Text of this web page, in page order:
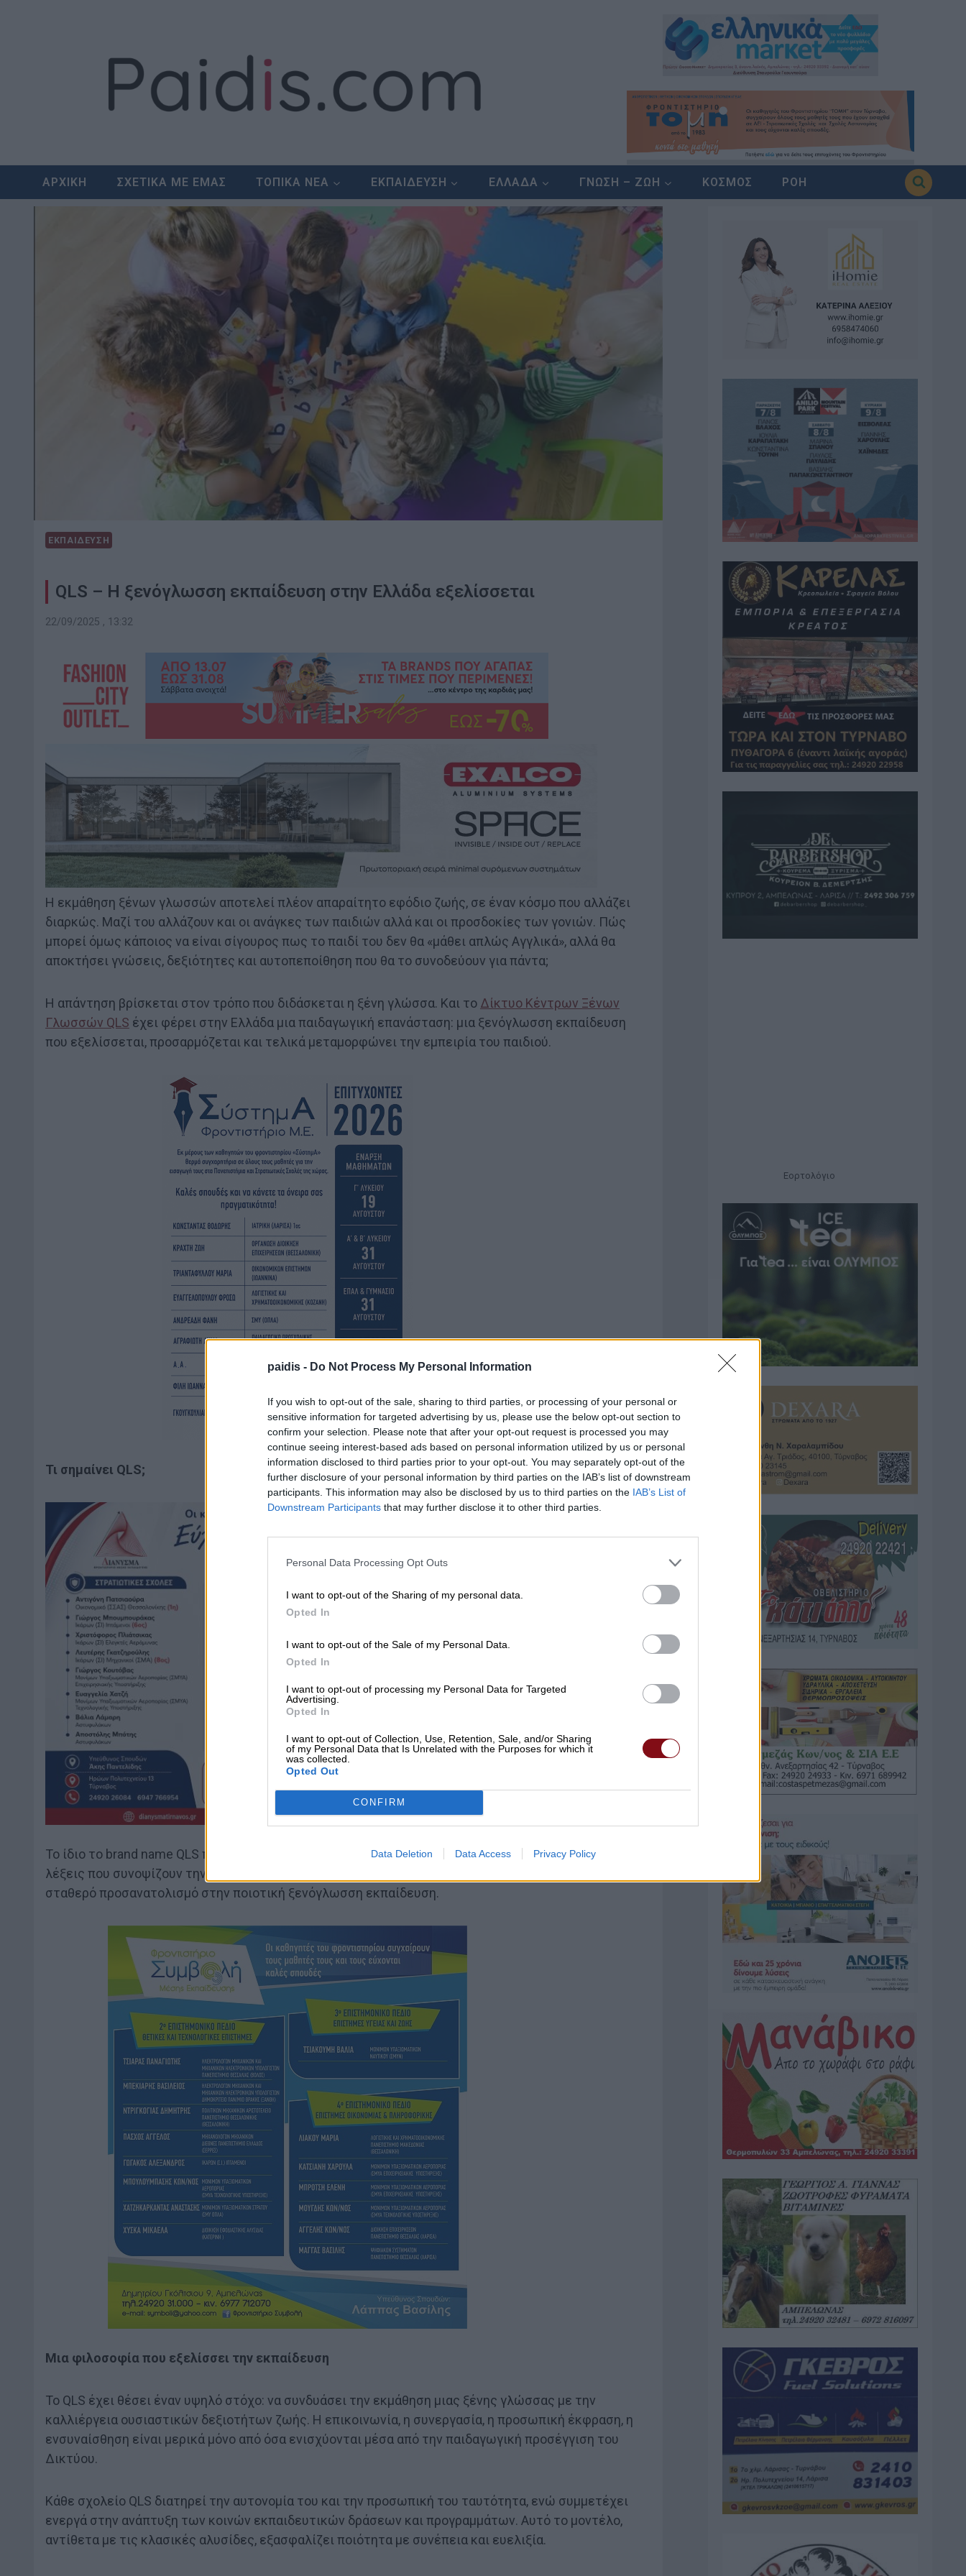
paidis - Do Not Process My Personal Information
If you wish to opt-out of the sale, sharing to third parties, or processing of your personal or
sensitive information for targeted advertising by us, please use the below opt-out section to
confirm your selection. Please note that after your opt-out request is processed you may
continue seeing interest-based ads based on personal information utilized by us or personal
information disclosed to third parties prior to your opt-out. You may separately opt-out of the
further disclosure of your personal information by third parties on the IAB’s list of downstream
participants. This information may also be disclosed by us to third parties on the IAB’s List of
Downstream Participants that may further disclose it to other third parties.
Personal Data Processing Opt Outs
I want to opt-out of the Sharing of my personal data.
Opted In
I want to opt-out of the Sale of my Personal Data.
Opted In
I want to opt-out of processing my Personal Data for Targeted
Advertising.
Opted In
I want to opt-out of Collection, Use, Retention, Sale, and/or Sharing
of my Personal Data that Is Unrelated with the Purposes for which it
was collected.
Opted Out
CONFIRM
Data Deletion Data Access Privacy Policy
ΑΡΧΙΚΗ ΣΧΕΤΙΚΑ ΜΕ ΕΜΑΣ ΤΟΠΙΚΑ ΝΕΑ ΕΚΠΑΙΔΕΥΣΗ ΕΛΛΑΔΑ ΓΝΩΣΗ – ΖΩΗ ΚΟΣΜΟΣ ΡΟΗ
ΕΚΠΑΙΔΕΥΣΗ
QLS – Η ξενόγλωσση εκπαίδευση στην Ελλάδα εξελίσσεται
22/09/2025 , 13:32
Η εκμάθηση ξένων γλωσσών αποτελεί πλέον απαραίτητο εφόδιο ζωής, σε έναν κόσμο που αλλάζει
διαρκώς. Μαζί του αλλάζουν και οι ανάγκες των παιδιών αλλά και οι προσδοκίες των γονιών. Πώς
μπορεί όμως κάποιος να είναι σίγουρος πως το παιδί του δεν θα «μάθει απλώς Αγγλικά», αλλά θα
αποκτήσει γνώσεις, δεξιότητες και αυτοπεποίθηση που θα το συνοδεύουν για πάντα;
Η απάντηση βρίσκεται στον τρόπο που διδάσκεται η ξένη γλώσσα. Και το Δίκτυο Κέντρων Ξένων
Γλωσσών QLS έχει φέρει στην Ελλάδα μια παιδαγωγική επανάσταση: μια ξενόγλωσση εκπαίδευση
που εξελίσσεται, προσαρμόζεται και τελικά μεταμορφώνει την εμπειρία του παιδιού.
Τι σημαίνει QLS;
Το ίδιο το brand name QLS προέρχεται από τα αρχικά των λέξεων QualityLanguage Schools– τρεις
λέξεις που συνοψίζουν την ουσία του Δικτύου: κορυφαία, αυτόνομα σχολεία με κοινό όραμα και
σταθερό προσανατολισμό στην ποιοτική ξενόγλωσση εκπαίδευση.
Μια φιλοσοφία που εξελίσσει την εκπαίδευση
Το QLS έχει θέσει έναν υψηλό στόχο: να συνδυάσει την εκμάθηση μιας ξένης γλώσσας με την
καλλιέργεια ουσιαστικών δεξιοτήτων ζωής. Η επικοινωνία, η συνεργασία, η προσωπική έκφραση, η
ενσυναίσθηση είναι μερικά μόνο από όσα ενισχύονται μέσα από την παιδαγωγική προσέγγιση του
Δικτύου.
Κάθε σχολείο QLS διατηρεί την αυτονομία του και την προσωπική του ταυτότητα, ενώ συμμετέχει
ενεργά στην ανάπτυξη των κοινών εκπαιδευτικών δράσεων και προγραμμάτων. Αυτό το μοντέλο,
αντίθετα με τις κλασικές αλυσίδες, εξασφαλίζει ποιότητα με συνέπεια και ευελιξία.
Εορτολόγιο